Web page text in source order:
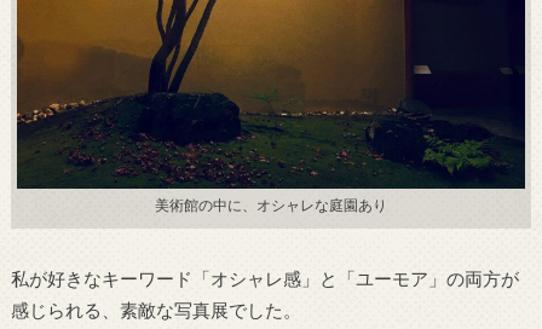
美術館の中に、オシャレな庭園あり
私が好きなキーワード「オシャレ感」と「ユーモア」の両方が
感じられる、素敵な写真展でした。